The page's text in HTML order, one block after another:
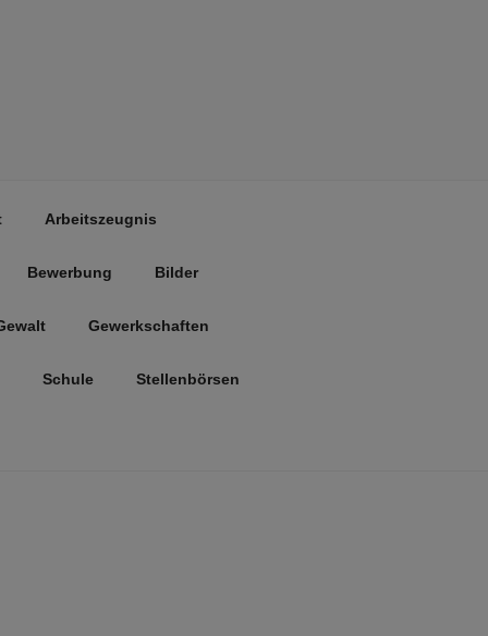
Arbeitszeugnis
Bewerbung Bilder
Gewerkschaften
Schule Stellenbörsen